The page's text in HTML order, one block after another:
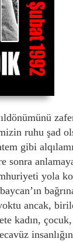
ruhu şad
gibi
sonra
yola
ancak,
kadın,